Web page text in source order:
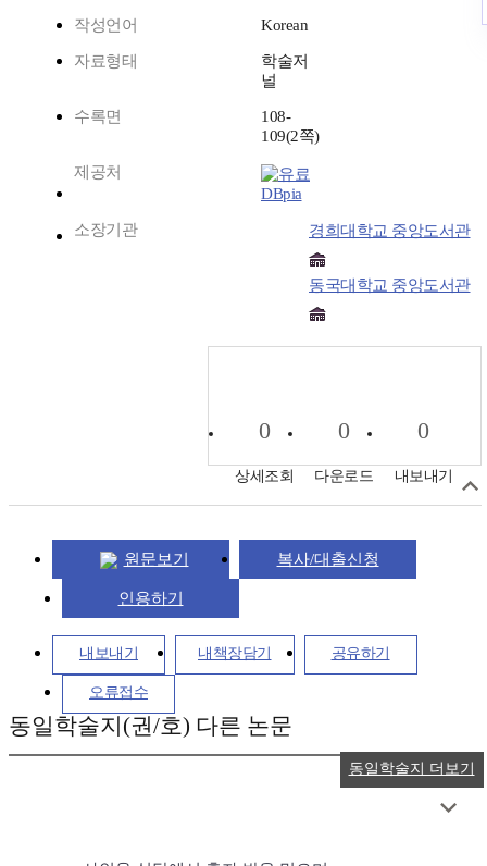
작성언어 Korean
자료형태
학술저
널
수록면
108-
109(2쪽)
제공처
DBpia
소장기관 경희대학교 중앙도서관
동국대학교 중앙도서관
0
상세조회
0
다운로드
0
내보내기
원문보기 복사/대출신청
인용하기
내보내기 내책장담기 공유하기
오류접수
동일학술지(권/호) 다른 논문
동일학술지 더보기